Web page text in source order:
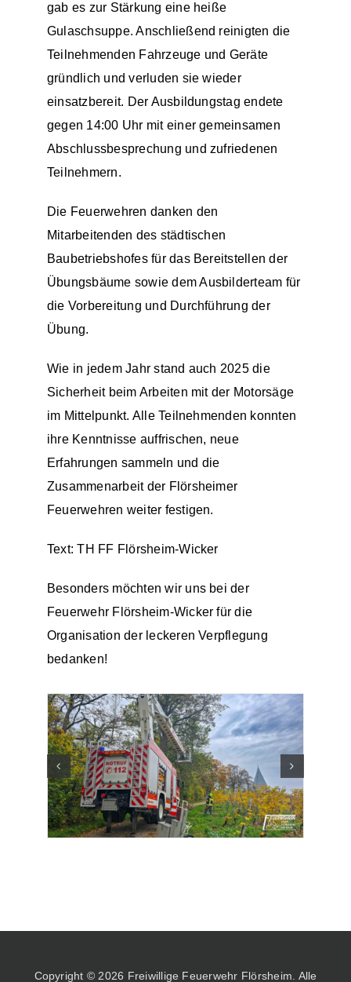
gab es zur Stärkung eine heiße
Gulaschsuppe. Anschließend reinigten die
Teilnehmenden Fahrzeuge und Geräte
gründlich und verluden sie wieder
einsatzbereit. Der Ausbildungstag endete
gegen 14:00 Uhr mit einer gemeinsamen
Abschlussbesprechung und zufriedenen
Teilnehmern.
Die Feuerwehren danken den
Mitarbeitenden des städtischen
Baubetriebshofes für das Bereitstellen der
Übungsbäume sowie dem Ausbilderteam für
die Vorbereitung und Durchführung der
Übung.
Wie in jedem Jahr stand auch 2025 die
Sicherheit beim Arbeiten mit der Motorsäge
im Mittelpunkt. Alle Teilnehmenden konnten
ihre Kenntnisse auffrischen, neue
Erfahrungen sammeln und die
Zusammenarbeit der Flörsheimer
Feuerwehren weiter festigen.
Text: TH FF Flörsheim-Wicker
Besonders möchten wir uns bei der
Feuerwehr Flörsheim-Wicker für die
Organisation der leckeren Verpflegung
bedanken!
Copyright © 2026 Freiwillige Feuerwehr Flörsheim. Alle